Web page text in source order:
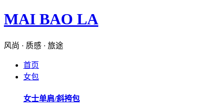
MAI BAO LA
风尚 · 质感 · 旅途
首页
女包
女士单肩/斜挎包